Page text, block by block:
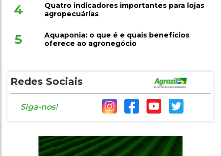
4
Quatro indicadores importantes para lojas
agropecuárias
5
Aquaponia: o que é e quais benefícios
oferece ao agronegócio
Redes Sociais
Siga-nos!